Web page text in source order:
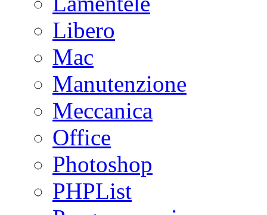
Libero
Mac
Manutenzione
Meccanica
Office
Photoshop
PHPList